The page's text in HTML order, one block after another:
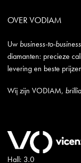
OVER VODIAM
Uw business-to-business
diamanten: precieze
levering en beste
Wij zijn VODIAM,
Hall: 3.0